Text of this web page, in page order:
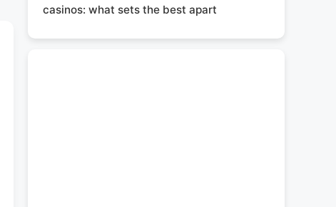
casinos: what sets the best apart